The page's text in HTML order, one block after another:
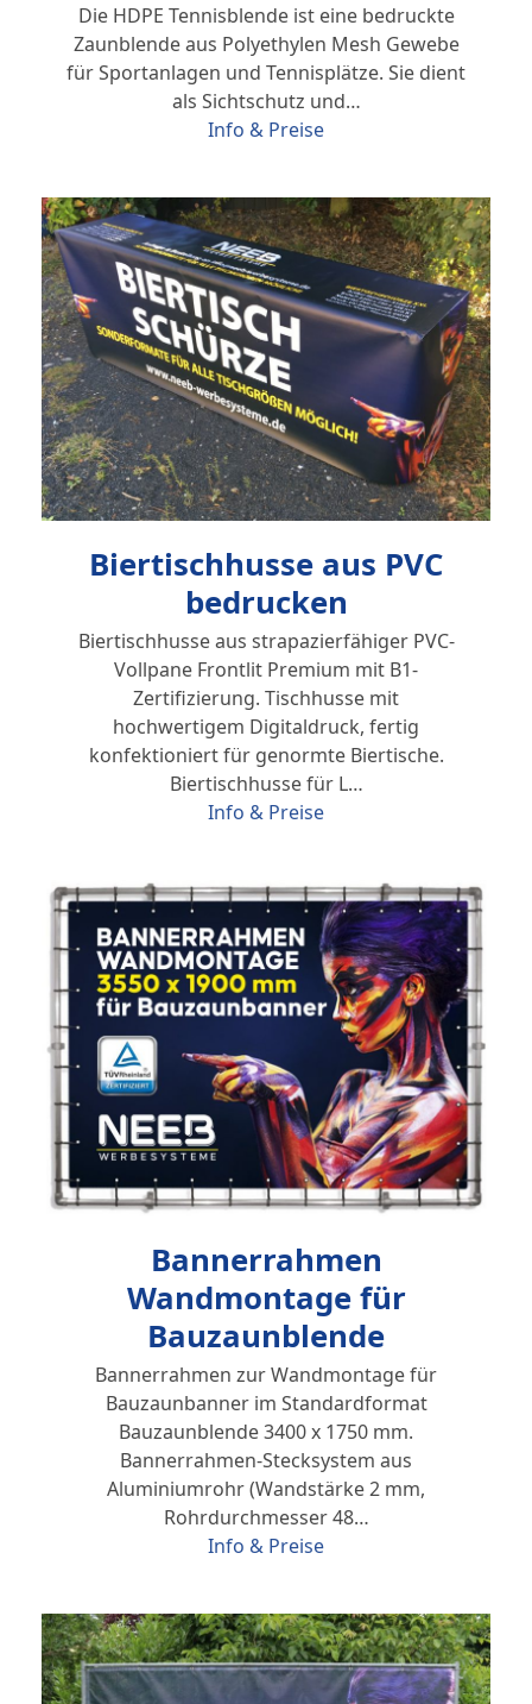
Die HDPE Tennisblende ist eine bedruckte
Zaunblende aus Polyethylen Mesh Gewebe
für Sportanlagen und Tennisplätze. Sie dient
als Sichtschutz und…
Info & Preise
Biertischhusse aus PVC
bedrucken
Biertischhusse aus strapazierfähiger PVC-
Vollpane Frontlit Premium mit B1-
Zertifizierung. Tischhusse mit
hochwertigem Digitaldruck, fertig
konfektioniert für genormte Biertische.
Biertischhusse für L…
Info & Preise
Bannerrahmen
Wandmontage für
Bauzaunblende
Bannerrahmen zur Wandmontage für
Bauzaunbanner im Standardformat
Bauzaunblende 3400 x 1750 mm.
Bannerrahmen-Stecksystem aus
Aluminiumrohr (Wandstärke 2 mm,
Rohrdurchmesser 48…
Info & Preise